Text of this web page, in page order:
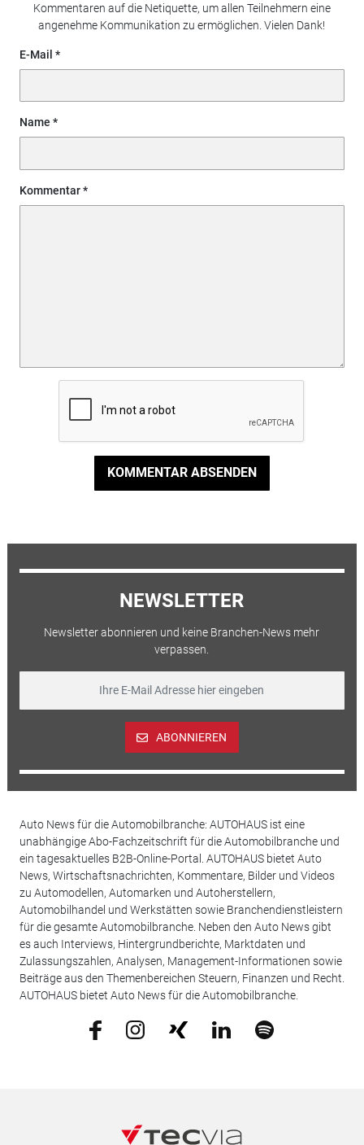
Kommentaren auf die Netiquette, um allen Teilnehmern eine
angenehme Kommunikation zu ermöglichen. Vielen Dank!
E-Mail
Name
Kommentar
KOMMENTAR ABSENDEN
NEWSLETTER
Newsletter abonnieren und keine Branchen-News mehr
verpassen.
ABONNIEREN
Auto News für die Automobilbranche: AUTOHAUS ist eine
unabhängige Abo-Fachzeitschrift für die Automobilbranche und
ein tagesaktuelles B2B-Online-Portal. AUTOHAUS bietet Auto
News, Wirtschaftsnachrichten, Kommentare, Bilder und Videos
zu Automodellen, Automarken und Autoherstellern,
Automobilhandel und Werkstätten sowie Branchendienstleistern
für die gesamte Automobilbranche. Neben den Auto News gibt
es auch Interviews, Hintergrundberichte, Marktdaten und
Zulassungszahlen, Analysen, Management-Informationen sowie
Beiträge aus den Themenbereichen Steuern, Finanzen und Recht.
AUTOHAUS bietet Auto News für die Automobilbranche.